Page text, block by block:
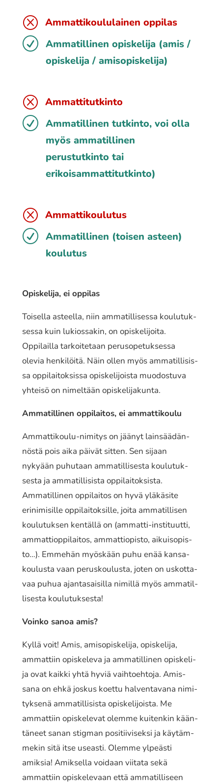
Q Ammattikoululainen oppilas
R Ammatillinen opiskelija (amis /
opiskelija / amisopiskelija)
Q Ammattitutkinto
R Ammatillinen tutkinto, voi olla
myös ammatillinen
perustutkinto tai
erikoisammattitutkinto)
Q Ammattikoulutus
R Ammatillinen (toisen asteen)
koulutus
Opiskelija, ei oppilas
Toisella asteel­la, niin amma­til­li­ses­sa koulu­tuk­
ses­sa kuin lukios­sa­kin, on opis­ke­li­joi­ta.
Oppilailla tarkoi­te­taan perus­o­pe­tuk­ses­sa
olevia henki­löi­tä. Näin ollen myös amma­til­li­sis­
sa oppi­lai­tok­sis­sa opis­ke­li­jois­ta muodos­tu­va
yhteisö on nimel­tään opiskelijakunta.
Ammatillinen oppi­lai­tos, ei ammattikoulu
Ammattikoulu-nimitys on jäänyt lain­sää­dän­
nös­tä pois aika päivät sitten. Sen sijaan
nykyään puhu­taan amma­til­li­ses­ta koulu­tuk­
ses­ta ja amma­til­li­sis­ta oppi­lai­tok­sis­ta.
Ammatillinen oppi­lai­tos on hyvä yläkä­si­te
erini­mi­sil­le oppi­lai­tok­sil­le, joita amma­til­li­sen
koulu­tuk­sen kentäl­lä on (ammatti-instituutti,
ammat­tiop­pi­lai­tos, ammat­tio­pis­to, aikuis­opis­
to…). Emmehän myös­kään puhu enää kansa­
kou­lus­ta vaan perus­kou­lus­ta, joten on uskot­ta­
vaa puhua ajan­ta­sai­sil­la nimillä myös amma­til­
li­ses­ta koulutuksesta!
Voinko sanoa amis?
Kyllä voit! Amis, amis­opis­ke­li­ja, opis­ke­li­ja,
ammat­tiin opis­ke­le­va ja amma­til­li­nen opis­ke­li­
ja ovat kaikki yhtä hyviä vaih­toeh­to­ja. Amis-
sana on ehkä joskus koettu halven­ta­va­na nimi­
tyk­se­nä amma­til­li­sis­ta opis­ke­li­jois­ta. Me
ammat­tiin opis­ke­le­vat olemme kuiten­kin kään­
tä­neet sanan stigman posi­tii­vi­sek­si ja käytäm­
me­kin sitä itse useasti. Olemme ylpeäs­ti
amiksia! Amiksella voidaan viitata sekä
ammat­tiin opis­ke­le­vaan että amma­til­li­seen